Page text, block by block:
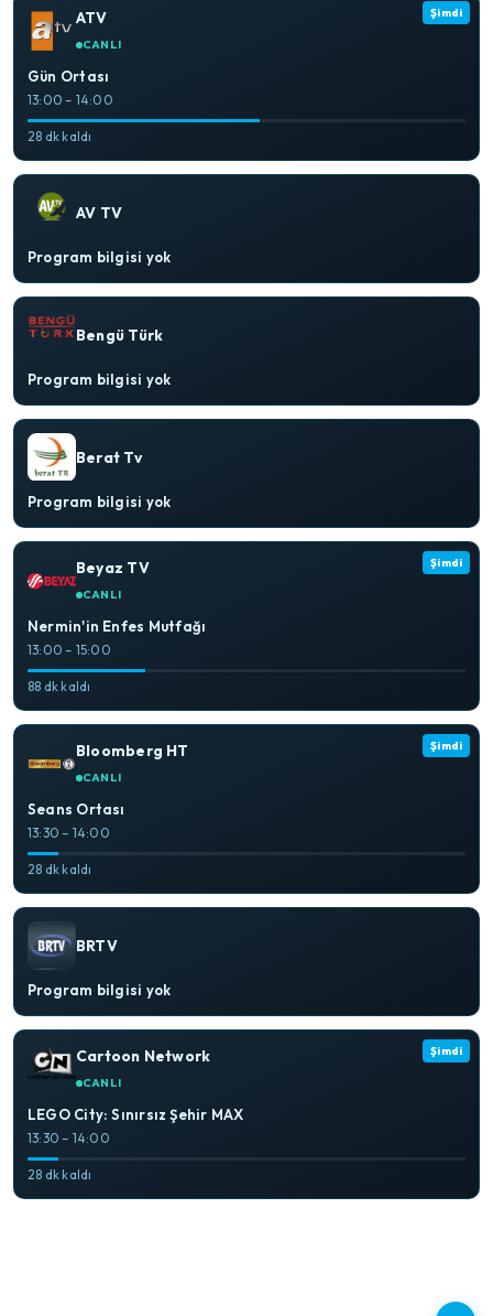
Şimdi
ATV
CANLI
Gün Ortası
13:00 – 14:00
28 dk kaldı
AV TV
Program bilgisi yok
Bengü Türk
Program bilgisi yok
Berat Tv
Program bilgisi yok
Şimdi
Beyaz TV
CANLI
Nermin'in Enfes Mutfağı
13:00 – 15:00
88 dk kaldı
Şimdi
Bloomberg HT
CANLI
Seans Ortası
13:30 – 14:00
28 dk kaldı
BRTV
Program bilgisi yok
Şimdi
Cartoon Network
CANLI
LEGO City: Sınırsız Şehir MAX
13:30 – 14:00
28 dk kaldı